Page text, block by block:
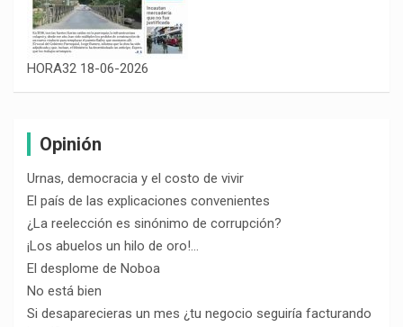
HORA32 18-06-2026
Opinión
Urnas, democracia y el costo de vivir
El país de las explicaciones convenientes
¿La reelección es sinónimo de corrupción?
¡Los abuelos un hilo de oro!…
El desplome de Noboa
No está bien
Si desaparecieras un mes ¿tu negocio seguiría facturando